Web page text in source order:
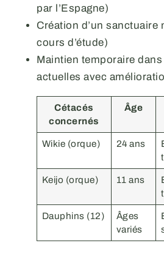
par l’Espagne)
Création d’un sanctuaire
cours d’étude)
Maintien temporaire
actuelles avec
Cétacés
concernés
Âge
Wikie (orque) 24 ans
Keijo (orque) 11 ans
Dauphins (12)
Âges
variés